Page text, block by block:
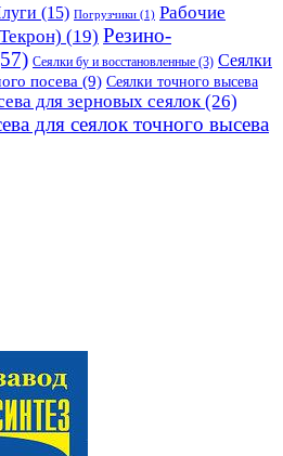
(15) Погрузчики (1) Рабочие
(19) Резино-
Сеялки бу и восстановленные (3) Сеялки
посева (9) Сеялки точного высева
для зерновых сеялок (26)
для сеялок точного высева